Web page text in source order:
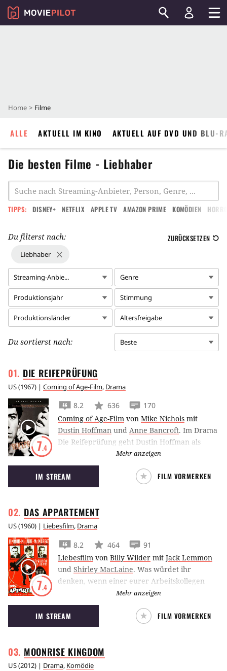
Home Filme
ALLE AKTUELL IM KINO AKTUELL AUF DVD UND BLU-
Die besten Filme - Liebhaber
TIPPS: DISNEY+ NETFLIX APPLE TV AMAZON PRIME KOMÖDIEN
Du filterst nach: ZURÜCKSETZEN
Liebhaber
Streaming-Anbie... Genre
Produktionsjahr Stimmung
Produktionsländer Altersfreigabe
Du sortierst nach: Beste
DIE REIFEPRÜFUNG
US(1967) | Coming of Age-Film, Drama
7.4
8.2 636
170
Coming of Age-Film von Mike Nichols mit
Dustin Hoffman und Anne Bancroft. Im Drama
Die Reifeprüfung geht Dustin Hoffman als
orientierungsloser College-Absolvent eine
Affäre mit der älteren und verheirateten ‘Miss
Robinson’ Anne Bancroft ein.
Mehr anzeigen
IM STREAM FILM VORMERKEN
DAS APPARTEMENT
US(1960) | Liebesfilm, Drama
7.4
8.2 464
91
Liebesfilm von Billy Wilder mit Jack Lemmon
und Shirley MacLaine. Was würdet ihr
denken, wenn einer eurer Arbeitskollegen
jeden Abend einem seiner Vorgesetzten seine
Wohnung überlässt, damit dieser sich zum
privaten Stelldichein mit einer Geliebten
treffen kann?
Mehr anzeigen
IM STREAM FILM VORMERKEN
MOONRISE KINGDOM
US(2012) | Drama, Komödie